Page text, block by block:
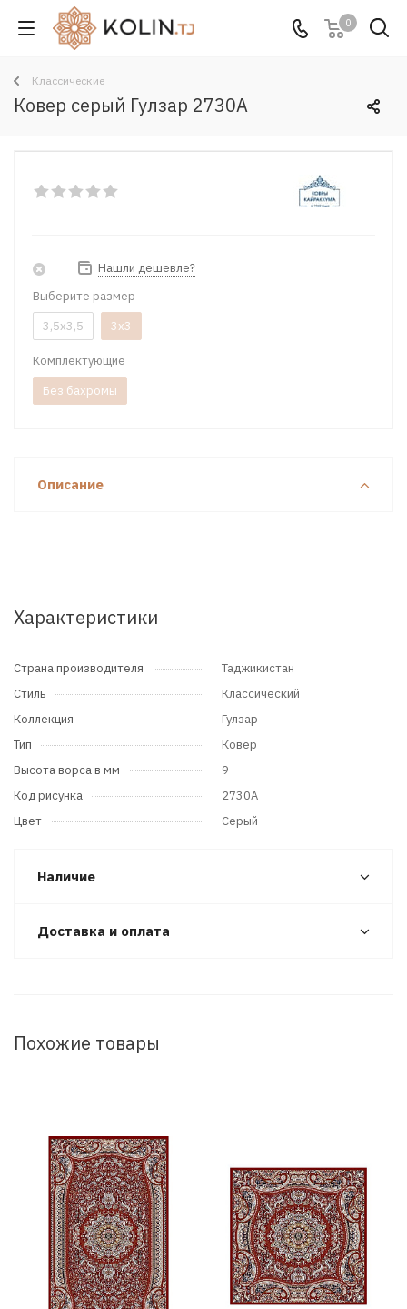
0
Классические
Ковер серый Гулзар 2730A
Нашли дешевле?
Выберите размер
3,5x3,5
3x3
Комплектующие
Без бахромы
Описание
Характеристики
Страна производителя
Таджикистан
Стиль
Классический
Коллекция
Гулзар
Тип
Ковер
Высота ворса в мм
9
Код рисунка
2730A
Цвет
Серый
Наличие
Доставка и оплата
Похожие товары